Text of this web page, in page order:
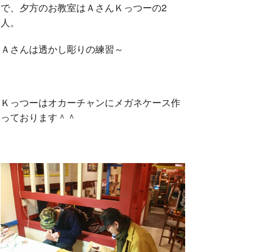
で、夕方のお教室はＡさんＫっつーの2
人。
Ａさんは透かし彫りの練習～
Ｋっつーはオカーチャンにメガネケース作
っております＾＾